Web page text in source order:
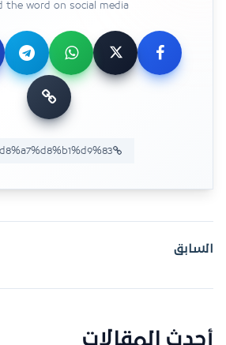
the word on social media
السابق
أحدث المقالات